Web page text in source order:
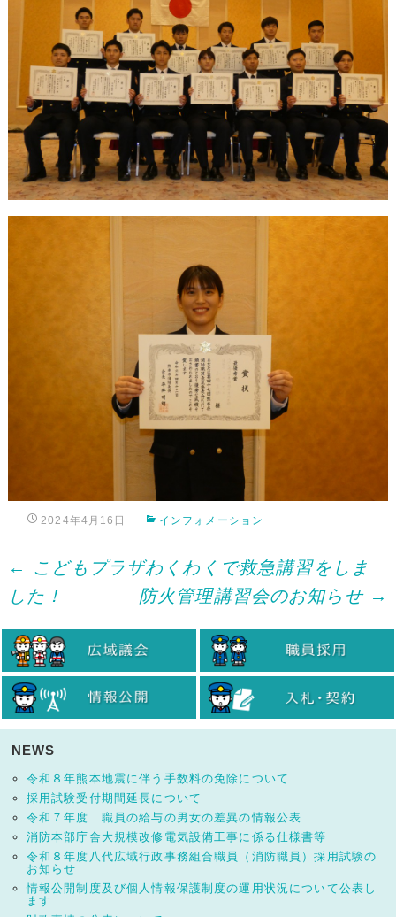
2024年4月16日 インフォメーション
Post
navigation
←
こどもプラザわくわくで救急講習をしま
した！
防火管理講習会のお知らせ →
NEWS
令和８年熊本地震に伴う手数料の免除について
採用試験受付期間延長について
令和７年度 職員の給与の男女の差異の情報公表
消防本部庁舎大規模改修電気設備工事に係る仕様書等
令和８年度八代広域行政事務組合職員（消防職員）採用試験の
お知らせ
情報公開制度及び個人情報保護制度の運用状況について公表し
ます